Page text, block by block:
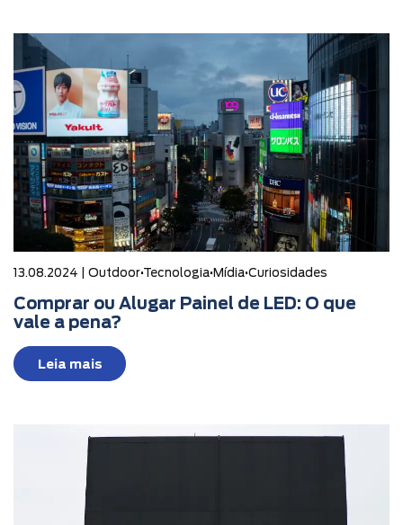
13.08.2024 | Outdoor•Tecnologia• Mídia•Curiosidades
Comprar ou Alugar Painel de LED: O que
vale a pena?
Leia mais